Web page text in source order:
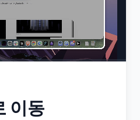
이동